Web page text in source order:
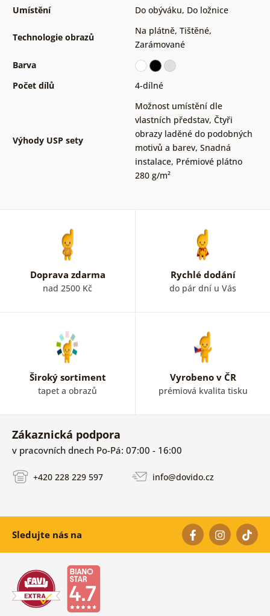
Umístění
Do obýváku, Do ložnice
Technologie obrazů
Na plátně, Tištěné,
Zarámované
Barva
Počet dílů
4-dílné
Výhody USP sety
Možnost umístění dle
vlastních představ, Čtyři
obrazy laděné do podobných
motivů a barev, Snadná
instalace, Prémiové plátno
280 g/m²
Doprava zdarma
nad 2500 Kč
Rychlé dodání
do pár dní u Vás
Široký sortiment
tapet a obrazů
Vyrobeno v ČR
prémiová kvalita tisku
Zákaznická podpora
v pracovních dnech Po-Pá: 07:00 - 16:00
+420 228 229 597 info@dovido.cz
Sledujte nás na